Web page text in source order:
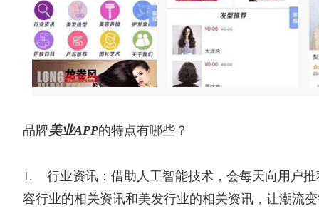
品牌美业APP的特点有哪些？
1. 行业资讯：借助人工智能技术，会每天向用户推
容行业的相关资讯和美发行业的相关资讯，让潮流